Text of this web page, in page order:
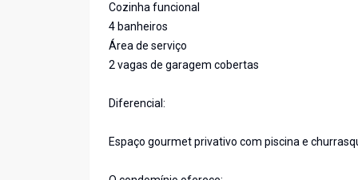
Cozinha funcional
4 banheiros
Área de serviço
2 vagas de garagem cobertas
Diferencial:
Espaço gourmet privativo com piscina e